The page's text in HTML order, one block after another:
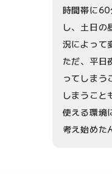
時間帯に60
し、土日
況によって
ただ、平日
ってしまう
しまうこと
使える環境
考え始めた